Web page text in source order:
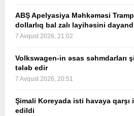
ABŞ Apelyasiya Məhkəməsi
dollarlıq bal zalı layihəsini
7 Avqust 2026, 21:02
Volkswagen-in əsas səhmdarları
tələb edir
7 Avqust 2026, 20:51
Şimali Koreyada isti havaya qarşı
edildi